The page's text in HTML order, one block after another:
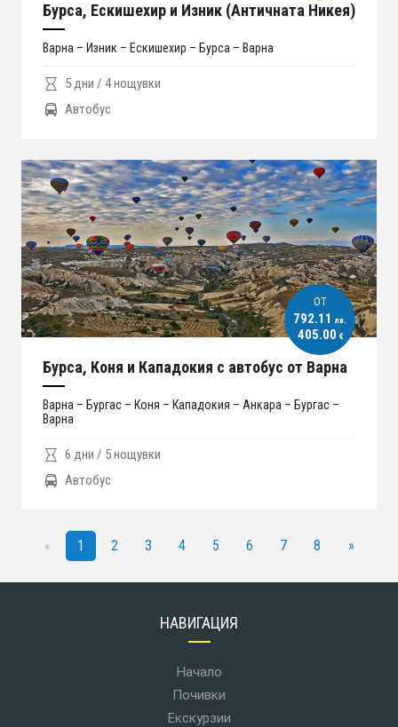
Бурса, Ескишехир и Изник (Античната Никея)
Варна – Изник – Ескишехир – Бурса – Варна
5 дни / 4 нощувки
Автобус
ОT
792.11 лв.
405.00 €
Бурса, Коня и Кападокия с автобус от Варна
Варна – Бургас – Коня – Кападокия – Анкара – Бургас –
Варна
6 дни / 5 нощувки
Автобус
« 1 2 3 4 5 6 7 8 »
НАВИГАЦИЯ
Начало
Почивки
Екскурзии